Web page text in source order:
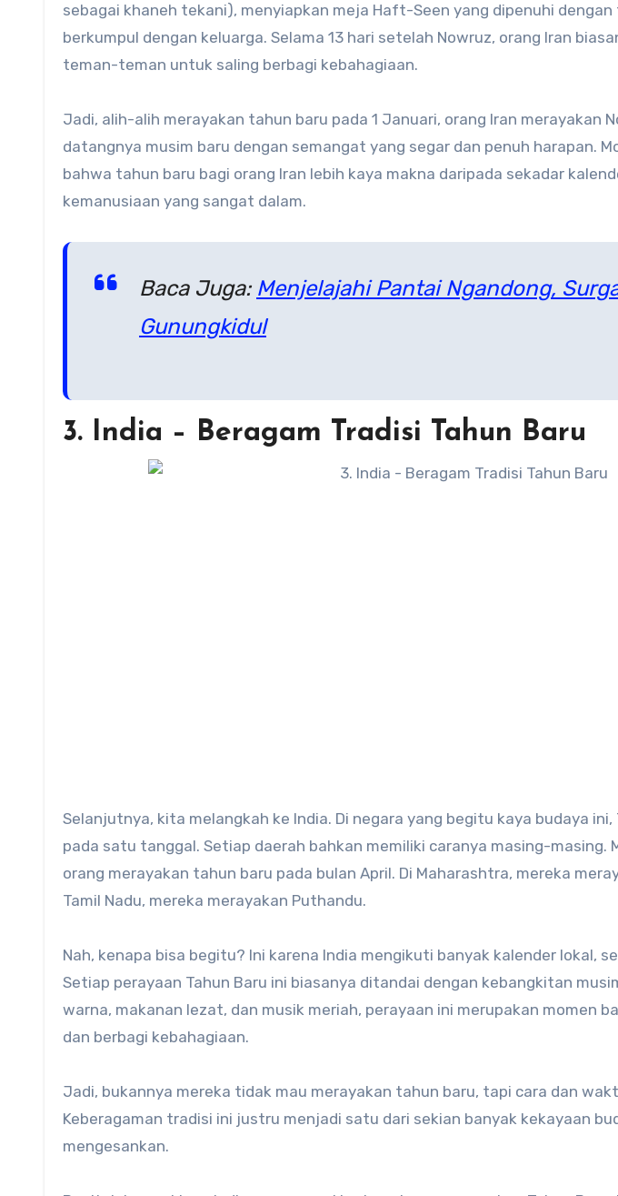
sebagai khaneh tekani), menyiapkan meja Haft-Seen yang dipenuhi
berkumpul dengan keluarga. Selama 13 hari setelah Nowruz, orang Iran
teman-teman untuk saling berbagi kebahagiaan.
Jadi, alih-alih merayakan tahun baru pada 1 Januari, orang Iran merayakan
datangnya musim baru dengan semangat yang segar dan penuh harapan.
bahwa tahun baru bagi orang Iran lebih kaya makna daripada sekadar
kemanusiaan yang sangat dalam.
Baca Juga: Menjelajahi Pantai Ngandong,
Gunungkidul
3. India – Beragam Tradisi Tahun Baru
Selanjutnya, kita melangkah ke India. Di negara yang begitu kaya budaya
pada satu tanggal. Setiap daerah bahkan memiliki caranya masing-masing.
orang merayakan tahun baru pada bulan April. Di Maharashtra, mereka
Tamil Nadu, mereka merayakan Puthandu.
Nah, kenapa bisa begitu? Ini karena India mengikuti banyak kalender lokal,
Setiap perayaan Tahun Baru ini biasanya ditandai dengan kebangkitan
warna, makanan lezat, dan musik meriah, perayaan ini merupakan momen
dan berbagi kebahagiaan.
Jadi, bukannya mereka tidak mau merayakan tahun baru, tapi cara dan
Keberagaman tradisi ini justru menjadi satu dari sekian banyak kekayaan
mengesankan.